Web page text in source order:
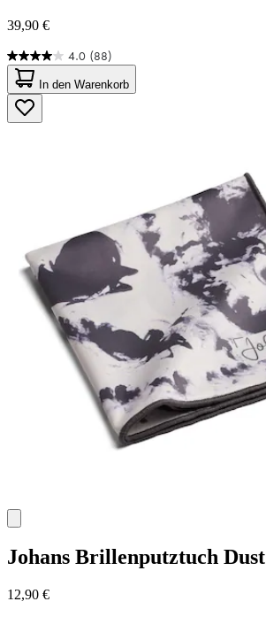
39,90 €
4.0 (88)
4.0
von
5
Sternen.
88
In den Warenkorb
Johans Brillenputztuch Dust
12,90 €